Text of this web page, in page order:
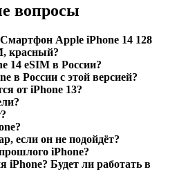
вопросы
Apple iPhone 14 128
красный?
14 eSIM в России?
в России с этой версией?
от iPhone 13?
если он не подойдёт?
iPhone?
iPhone? Будет ли работать в